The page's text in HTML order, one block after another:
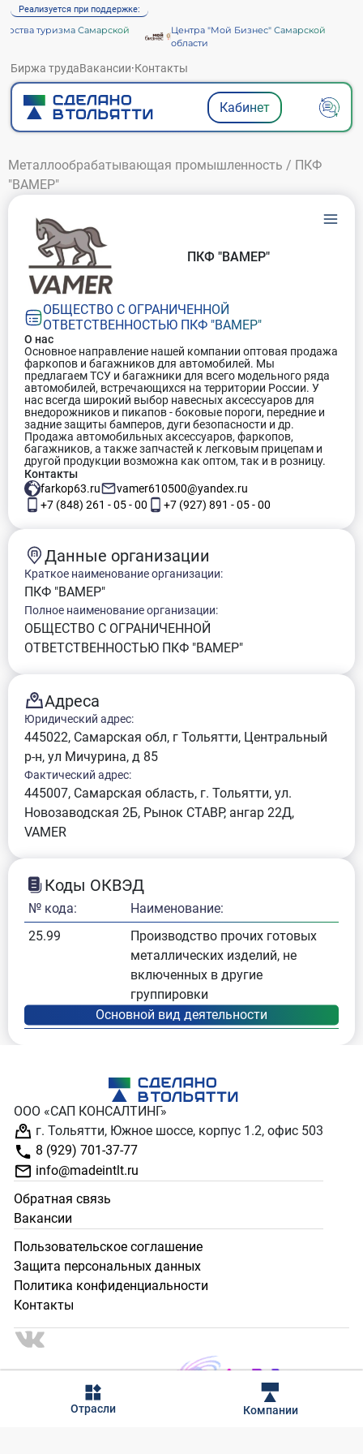
Реализуется при поддержке:
туризма Самарской
Центра "Мой Бизнес" Самарской
области
Биржа трудаВакансии·Контакты
Кабинет
Металлообрабатывающая промышленность / ПКФ
"ВАМЕР"
ОБЩЕСТВО С ОГРАНИЧЕННОЙ
ОТВЕТСТВЕННОСТЬЮ ПКФ "ВАМЕР"
ПКФ "ВАМЕР"
О нас
Основное направление нашей компании оптовая продажа
фаркопов и багажников для автомобилей. Мы
предлагаем ТСУ и багажники для всего модельного ряда
автомобилей, встречающихся на территории России. У
нас всегда широкий выбор навесных аксессуаров для
внедорожников и пикапов - боковые пороги, передние и
задние защиты бамперов, дуги безопасности и др.
Продажа автомобильных аксессуаров, фаркопов,
багажников, а также запчастей к легковым прицепам и
другой продукции возможна как оптом, так и в розницу.
Контакты
farkop63.ru
vamer610500@yandex.ru
+7 (848) 261 - 05 - 00
+7 (927) 891 - 05 - 00
Данные организации
Краткое наименование организации:
ПКФ "ВАМЕР"
Полное наименование организации:
ОБЩЕСТВО С ОГРАНИЧЕННОЙ
ОТВЕТСТВЕННОСТЬЮ ПКФ "ВАМЕР"
Адреса
Юридический адрес:
445022, Самарская обл, г Тольятти, Центральный
р-н, ул Мичурина, д 85
Фактический адрес:
445007, Самарская область, г. Тольятти, ул.
Новозаводская 2Б, Рынок СТАВР, ангар 22Д,
VAMER
Коды ОКВЭД
№ кода:
Наименование:
25.99
Производство прочих готовых
металлических изделий, не
включенных в другие
группировки
Отрасли Компании
ООО «САП КОНСАЛТИНГ»
г. Тольятти, Южное шоссе, корпус 1.2, офис 503
8 (929) 701-37-77
info@madeintlt.ru
Обратная связь
Вакансии
Пользовательское соглашение
Защита персональных данных
Политика конфиденциальности
Контакты
2024 - 2025 © Сделано в Тольятти. Все права защищены.